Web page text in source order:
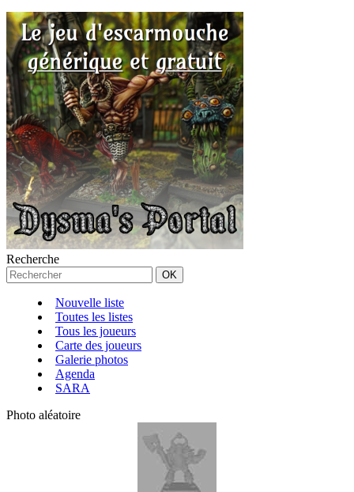
Recherche
Nouvelle liste
Toutes les listes
Tous les joueurs
Carte des joueurs
Galerie photos
Agenda
SARA
Photo aléatoire